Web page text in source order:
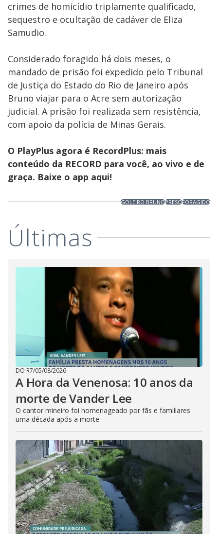
crimes de homicídio triplamente qualificado,
sequestro e ocultação de cadáver de Eliza
Samudio.
Considerado foragido há dois meses, o
mandado de prisão foi expedido pelo Tribunal
de Justiça do Estado do Rio de Janeiro após
Bruno viajar para o Acre sem autorização
judicial. A prisão foi realizada sem resistência,
com apoio da polícia de Minas Gerais.
O PlayPlus agora é RecordPlus: mais
conteúdo da RECORD para você, ao vivo e de
graça. Baixe o app aqui!
GOLEIRO BRUNOPRESOFORAGIDO
Últimas
DO R7/05/08/2026
A Hora da Venenosa: 10 anos da
morte de Vander Lee
O cantor mineiro foi homenageado por fãs e familiares
uma década após a morte